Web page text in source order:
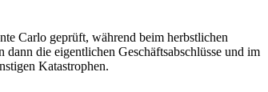
Carlo geprüft, während beim herbstlichen
die eigentlichen Geschäftsabschlüsse und im
Katastrophen.